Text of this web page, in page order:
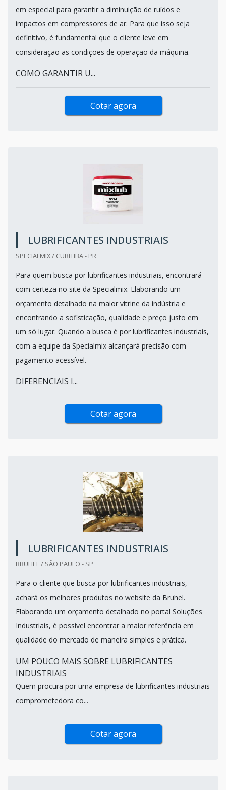
em especial para garantir a diminuição de ruídos e
impactos em compressores de ar. Para que isso seja
definitivo, é fundamental que o cliente leve em
consideração as condições de operação da máquina.
COMO GARANTIR U...
Cotar agora
LUBRIFICANTES INDUSTRIAIS
SPECIALMIX / CURITIBA - PR
Para quem busca por lubrificantes industriais, encontrará
com certeza no site da Specialmix. Elaborando um
orçamento detalhado na maior vitrine da indústria e
encontrando a sofisticação, qualidade e preço justo em
um só lugar. Quando a busca é por lubrificantes industriais,
com a equipe da Specialmix alcançará precisão com
pagamento acessível.
DIFERENCIAIS I...
Cotar agora
LUBRIFICANTES INDUSTRIAIS
BRUHEL / SÃO PAULO - SP
Para o cliente que busca por lubrificantes industriais,
achará os melhores produtos no website da Bruhel.
Elaborando um orçamento detalhado no portal Soluções
Industriais, é possível encontrar a maior referência em
qualidade do mercado de maneira simples e prática.
UM POUCO MAIS SOBRE LUBRIFICANTES
INDUSTRIAIS
Quem procura por uma empresa de lubrificantes industriais
comprometedora co...
Cotar agora